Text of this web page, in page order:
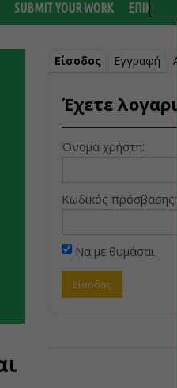
SUBMIT YOUR WORK
Είσοδος Εγγραφή
Έχετε
Όνομα χρήστη:
Κωδικός πρόσβασης:
Να με θυμάσαι